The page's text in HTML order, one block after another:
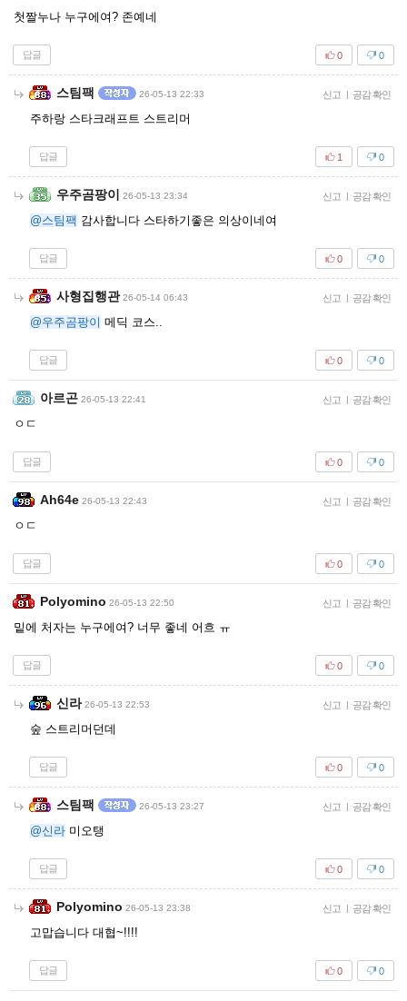
첫짤누나 누구에여? 존예네
답글 0
0
스팀팩 26-05-13 22:33 신고 공감 확인
주하랑 스타크래프트 스트리머
답글 0
1
우주곰팡이 26-05-13 23:34 신고 공감 확인
@스팀팩 감사합니다 스타하기좋은 의상이네여
답글 0
0
사형집행관 26-05-14 06:43 신고 공감 확인
@우주곰팡이 메딕 코스..
답글 0
0
아르곤 26-05-13 22:41 신고 공감 확인
ㅇㄷ
답글 0
0
Ah64e 26-05-13 22:43 신고 공감 확인
ㅇㄷ
답글 0
0
Polyomino 26-05-13 22:50 신고 공감 확인
밑에 처자는 누구에여? 너무 좋네 어흐 ㅠ
답글 0
0
신라 26-05-13 22:53 신고 공감 확인
숲 스트리머던데
답글 0
0
스팀팩 26-05-13 23:27 신고 공감 확인
@신라 미오탱
답글 0
0
Polyomino 26-05-13 23:38 신고 공감 확인
고맙습니다 대협~!!!!
답글 0
0